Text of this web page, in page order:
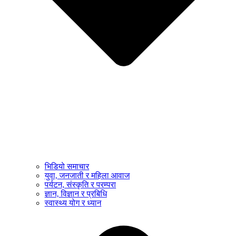
भिडियो समाचार
युवा, जनजाती र महिला आवाज
पर्यटन, संस्कृति र परम्परा
ज्ञान, विज्ञान र प्रबिधि
स्वास्थ्य योग र ध्यान